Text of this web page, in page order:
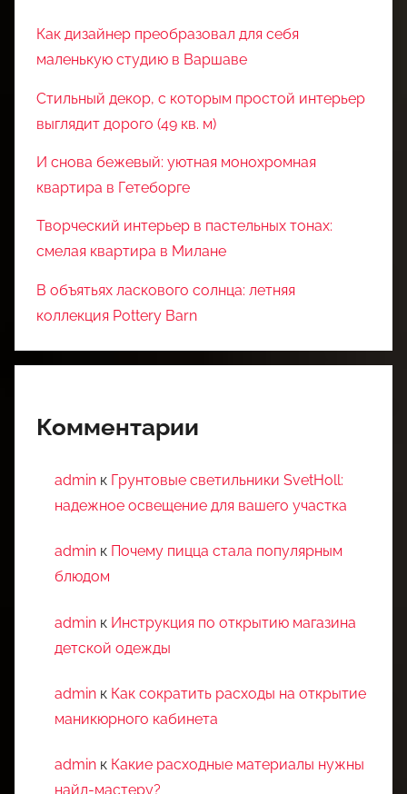
Как дизайнер преобразовал для себя
маленькую студию в Варшаве
Стильный декор, с которым простой интерьер
выглядит дорого (49 кв. м)
И снова бежевый: уютная монохромная
квартира в Гетеборге
Творческий интерьер в пастельных тонах:
смелая квартира в Милане
В объятьях ласкового солнца: летняя
коллекция Pottery Barn
Комментарии
admin к Грунтовые светильники SvetHoll:
надежное освещение для вашего участка
admin к Почему пицца стала популярным
блюдом
admin к Инструкция по открытию магазина
детской одежды
admin к Как сократить расходы на открытие
маникюрного кабинета
admin к Какие расходные материалы нужны
найл-мастеру?